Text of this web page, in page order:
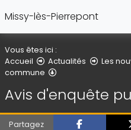
Missy-lès-Pierrepont
Vous êtes ici :
Accueil
Actualités Les
commune
Avis d'enquête
Partagez